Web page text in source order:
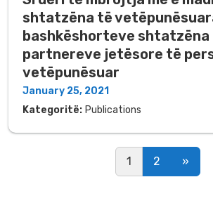
shtatzëna të
bashkëshorteve shtatzëna
partnereve jetësore të
vetëpunësuar
January 25, 2021
Kategoritë: Publications
Posts
1 2 »